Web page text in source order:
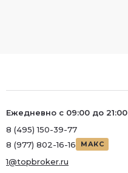
Ежедневно с 09:00 до 21:00
8 (495) 150-39-77
8 (977) 802-16-16
МАКС
1@topbroker.ru